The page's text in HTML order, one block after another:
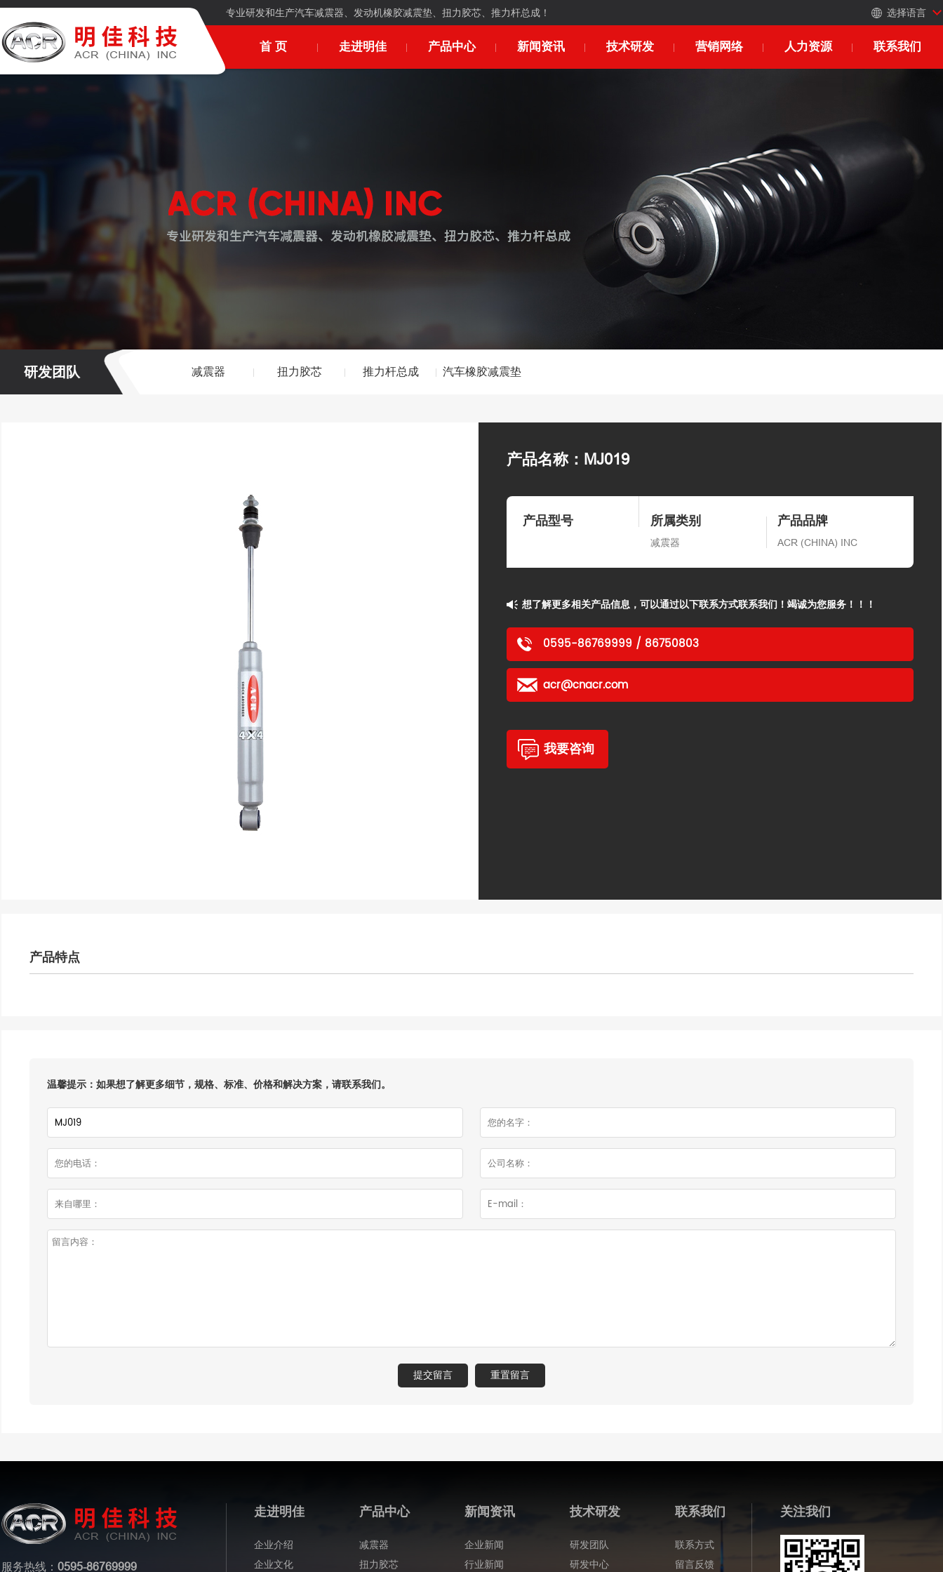
专业研发和生产汽车减震器、发动机橡胶减震垫、扭力胶芯、推力杆总成！ 选择语言
首 页 走进明佳 产品中心 新闻资讯 技术研发 营销网络 人力资源 联系我们
研发团队 减震器 扭力胶芯 推力杆总成 汽车橡胶减震垫
产品名称：MJ019
产品型号 所属类别
减震器
产品品牌
ACR (CHINA) INC
想了解更多相关产品信息，可以通过以下联系方式联系我们！竭诚为您服务！！！
0595-86769999 / 86750803
acr@cnacr.com
我要咨询
产品特点
温馨提示：如果想了解更多细节，规格、标准、价格和解决方案，请联系我们。
服务热线： 0595-86769999
走进明佳
企业介绍
企业文化
产品中心
减震器
扭力胶芯
新闻资讯
企业新闻
行业新闻
技术研发
研发团队
研发中心
联系我们
联系方式
留言反馈
关注我们